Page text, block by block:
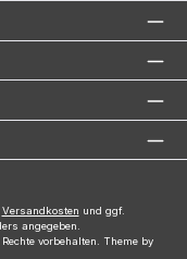
Versandkosten und ggf.
angegeben.
vorbehalten. Theme by